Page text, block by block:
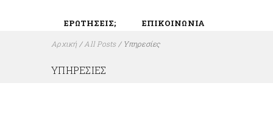
ΕΡΩΤΗΣΕΙΣ; ΕΠΙΚΟΙΝΩΝΙΑ
Αρχική /All Posts/ Υπηρεσίες
ΥΠΗΡΕΣΊΕΣ